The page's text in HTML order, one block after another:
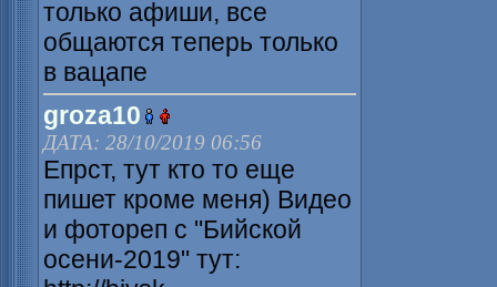
только афиши, все
общаются теперь только
в вацапе
groza10
ДАТА: 28/10/2019 06:56
Епрст, тут кто то еще
пишет кроме меня) Видео
и фотореп с "Бийской
осени-2019" тут: